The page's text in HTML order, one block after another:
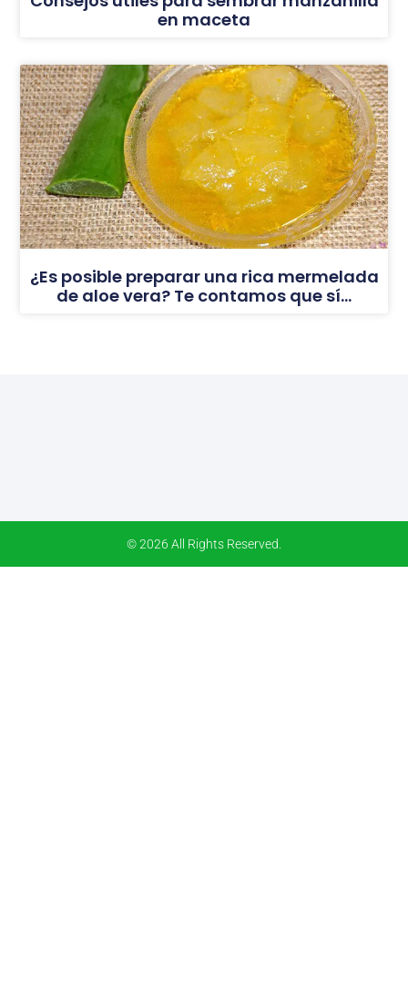
en maceta
¿Es posible preparar una rica mermelada
de aloe vera? Te contamos que sí…
© 2026 All Rights Reserved.